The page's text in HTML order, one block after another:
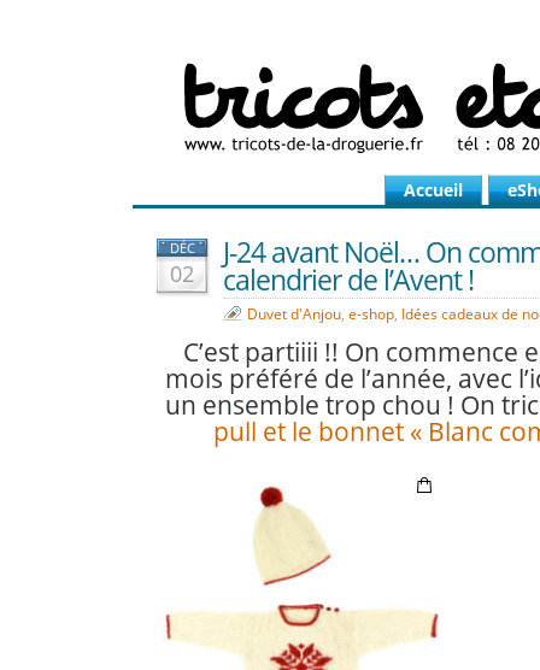
Accueil
DÉC
02
J-24 avant Noël… On
calendrier de l’Avent !
Duvet d'Anjou, e-shop, Idées cadeaux de
C’est partiiii !! On commence
mois préféré de l’année, avec
un ensemble trop chou ! On
pull et le bonnet « Blanc